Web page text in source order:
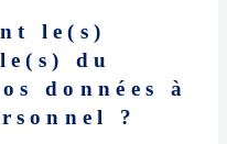
le(s)
du
données à
?